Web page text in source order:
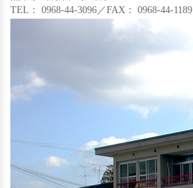
TEL： 0968-44-3096／FAX： 0968-44-1189